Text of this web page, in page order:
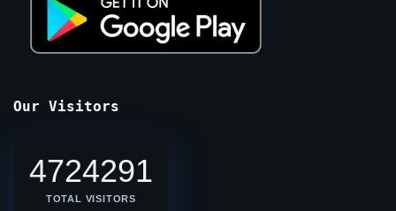
Our Visitors
4724291
TOTAL VISITORS